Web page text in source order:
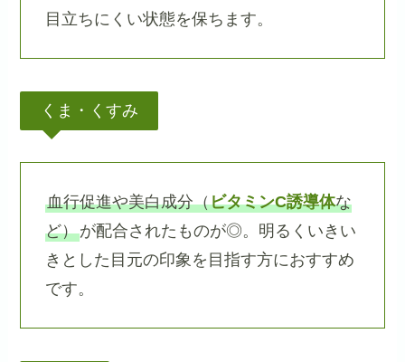
目立ちにくい状態を保ちます。
くま・くすみ
血行促進や美白成分（ビタミンC誘導体な
ど）が配合されたものが◎。明るくいきい
きとした目元の印象を目指す方におすすめ
です。